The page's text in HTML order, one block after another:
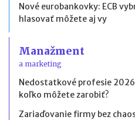
Nové eurobankovky: ECB
hlasovať môžete aj vy
Manažment
a marketing
Nedostatkové profesie
koľko môžete zarobiť?
Zariaďovanie firmy bez